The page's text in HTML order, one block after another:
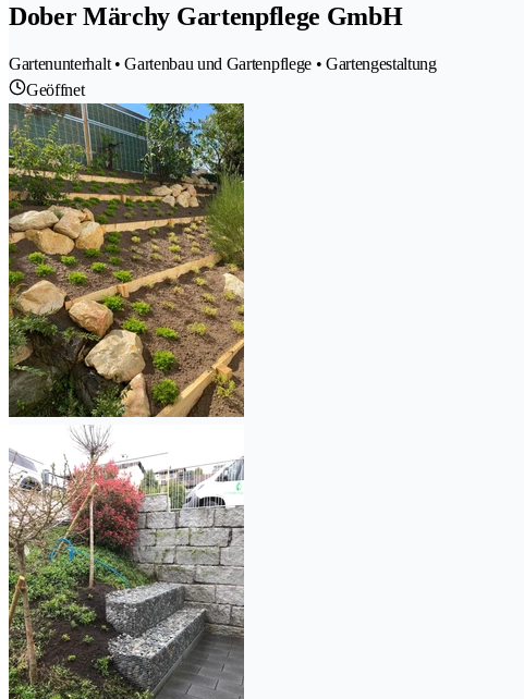
Dober Märchy Gartenpflege GmbH
Gartenunterhalt • Gartenbau und Gartenpflege • Gartengestaltung
Geöffnet